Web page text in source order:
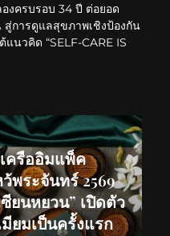
งครบรอบ 34 ปี ต่อยอด
การดูแลสุขภาพเชิงป้องกัน
นวคิด “SELF-CARE IS
ครืออิมแพ็ค
พระจันทร์ 2569
ยนหยวน” เปิดตัว
ยมเป็นครั้งแรก